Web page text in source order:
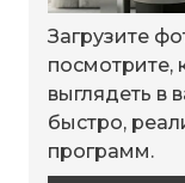
Загрузите
посмотрите,
выглядеть в
быстро,
программ.